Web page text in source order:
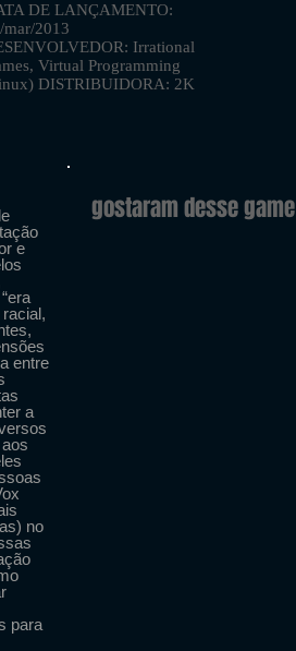
DE LANÇAMENTO:
mar/2013
Irrational
Virtual Programming
DISTRIBUIDORA: 2K
e
entre
a
no
para
gostaram desse game